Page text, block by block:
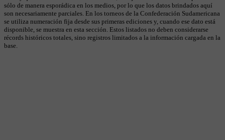
sólo de manera esporádica en los medios, por lo que los datos brindados aquí
son necesariamente parciales. En los torneos de la Confederación Sudamericana
se utiliza numeración fija desde sus primeras ediciones y, cuando ese dato está
disponible, se muestra en esta sección. Estos listados no deben considerarse
récords históricos totales, sino registros limitados a la información cargada en la
base.